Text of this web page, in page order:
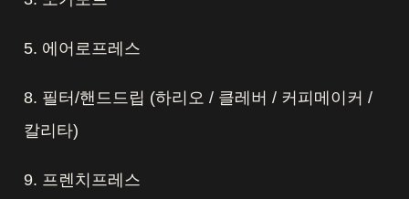
5. 에어로프레스
8. 필터/핸드드립 (하리오 / 클레버 / 커피메이커 /
칼리타)
9. 프렌치프레스